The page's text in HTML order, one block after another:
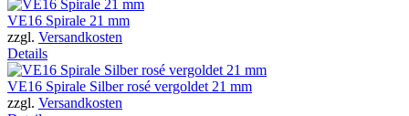
VE16 Spirale 21 mm
zzgl. Versandkosten
Details
VE16 Spirale Silber rosé vergoldet 21 mm
zzgl. Versandkosten